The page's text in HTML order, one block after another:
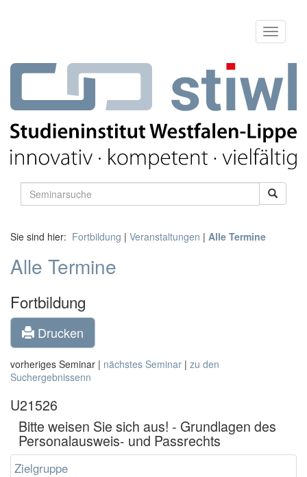
Sie sind hier: Fortbildung | Veranstaltungen | Alle Termine
Alle Termine
Fortbildung
Drucken
vorheriges Seminar | nächstes Seminar | zu den
Suchergebnissenn
U21526
Bitte weisen Sie sich aus! - Grundlagen des
Personalausweis- und Passrechts
Zielgruppe